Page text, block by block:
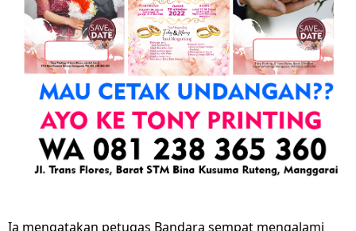
Ia mengatakan petugas Bandara sempat mengalami